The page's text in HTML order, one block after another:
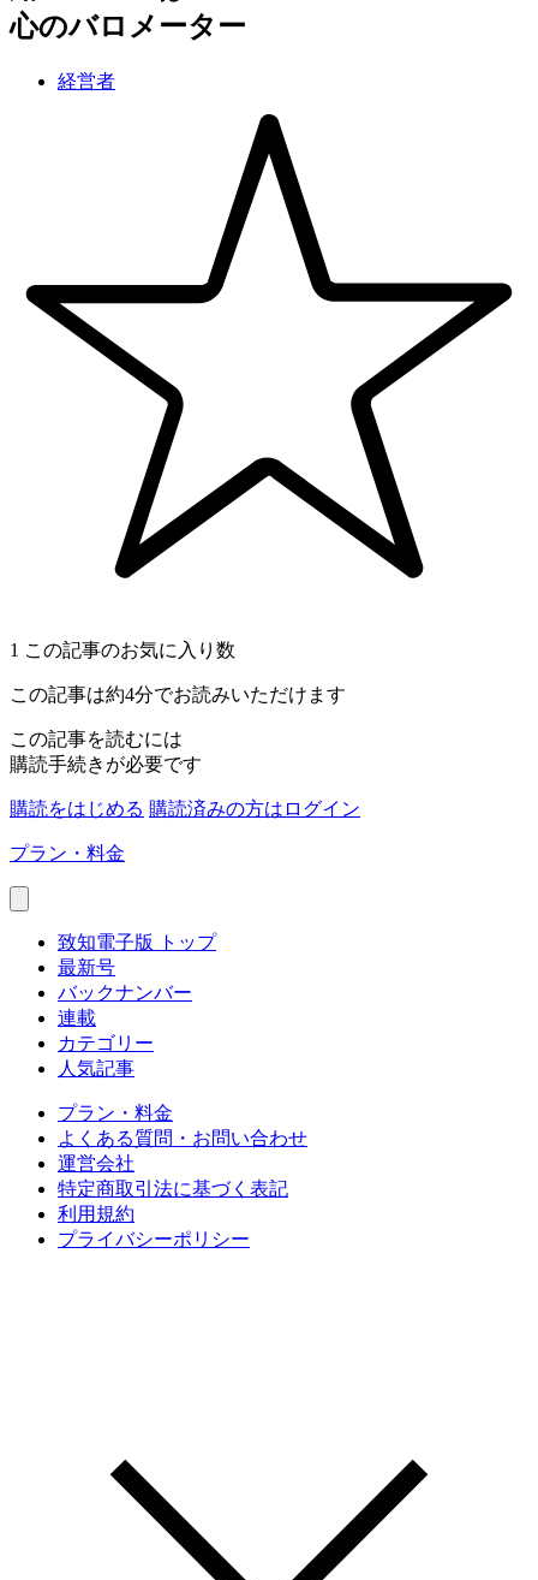
心のバロメーター
経営者
1 この記事のお気に入り数
この記事は約4分でお読みいただけます
この記事を読むには
購読手続きが必要です
購読をはじめる 購読済みの方はログイン
プラン・料金
致知電子版 トップ
最新号
バックナンバー
連載
カテゴリー
人気記事
プラン・料金
よくある質問・お問い合わせ
運営会社
特定商取引法に基づく表記
利用規約
プライバシーポリシー